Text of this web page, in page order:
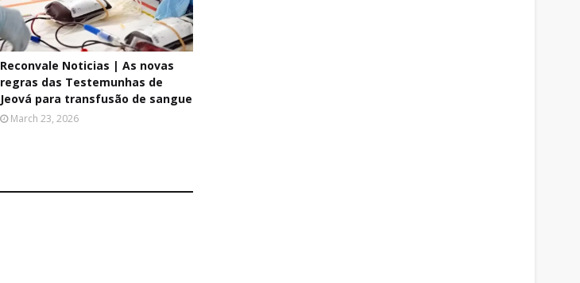
Reconvale Noticias | As novas
regras das Testemunhas de
Jeová para transfusão de sangue
March 23, 2026